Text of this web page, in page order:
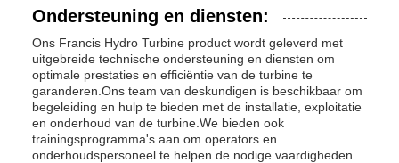
Ondersteuning en diensten:
Ons Francis Hydro Turbine product wordt geleverd met
uitgebreide technische ondersteuning en diensten om
optimale prestaties en efficiëntie van de turbine te
garanderen.Ons team van deskundigen is beschikbaar om
begeleiding en hulp te bieden met de installatie, exploitatie
en onderhoud van de turbine.We bieden ook
trainingsprogramma's aan om operators en
onderhoudspersoneel te helpen de nodige vaardigheden